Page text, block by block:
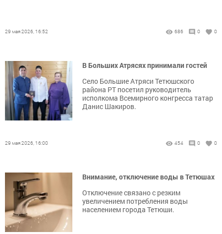
29 мая 2026, 16:52 686 0 0
В Больших Атрясях принимали гостей
Село Большие Атряси Тетюшского
района РТ посетил руководитель
исполкома Всемирного конгресса татар
Данис ­Шакиров.
29 мая 2026, 16:00 454 0 0
Внимание, отключение воды в Тетюшах
Отключение связано с резким
увеличением потребления воды
населением города Тетюши.